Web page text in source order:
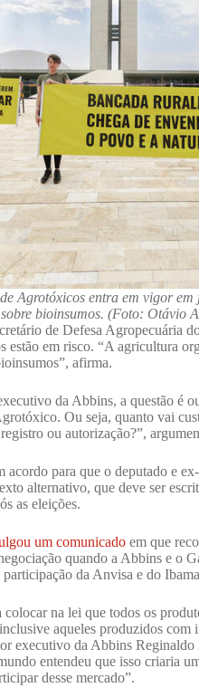
Agrotóxicos entra em vigor
bioinsumos. (Foto: Otávio
de Defesa Agropecuária
estão em risco. “A agricultura
afirma.
da Abbins, a questão é
Ou seja, quanto vai
ou autorização?”,
acordo para que o deputado e
alternativo, que deve ser
as eleições.
um comunicado em que
quando a Abbins e o
da Anvisa e do
na lei que todos os
aqueles produzidos
executivo da Abbins
entendeu que isso criaria
desse mercado”.